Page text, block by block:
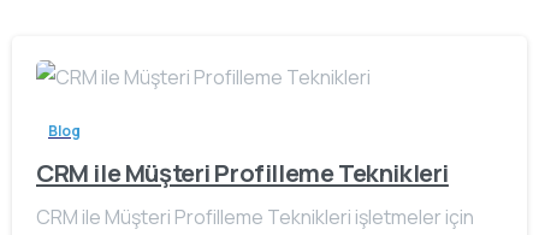
Blog
CRM ile Müşteri Profilleme Teknikleri
CRM ile Müşteri Profilleme Teknikleri işletmeler için